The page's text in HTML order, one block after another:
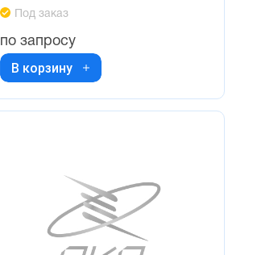
Под заказ
по запросу
В корзину